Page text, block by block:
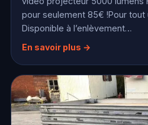
pour seulement 85€ !Pour tout
Disponible à l’enlèvement…
En savoir plus →